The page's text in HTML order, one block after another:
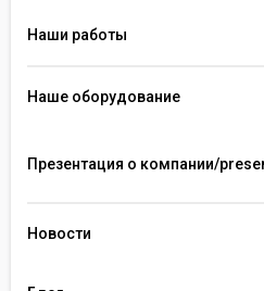
Наши работы
Наше оборудование
Презентация о компании/
Новости